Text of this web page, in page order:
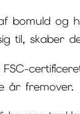
og
til, skaber
år fremover.